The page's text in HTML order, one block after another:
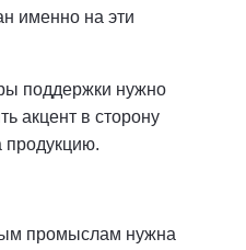
именно на эти
поддержки нужно
акцент в сторону
продукцию.
промыслам нужна